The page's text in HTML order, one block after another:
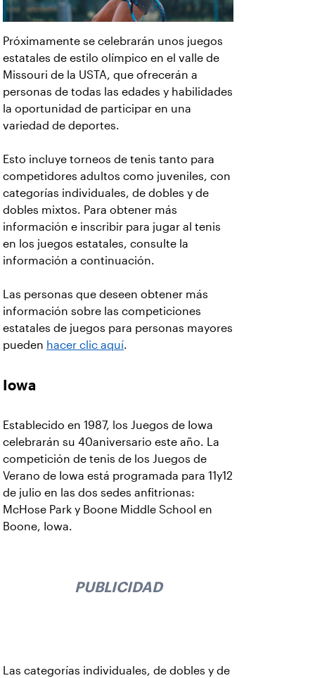
Próximamente se celebrarán unos juegos
estatales de estilo olímpico en el valle de
Missouri de la USTA, que ofrecerán a
personas de todas las edades y habilidades
la oportunidad de participar en una
variedad de deportes.
Esto incluye torneos de tenis tanto para
competidores adultos como juveniles, con
categorías individuales, de dobles y de
dobles mixtos. Para obtener más
información e inscribir para jugar al tenis
en los juegos estatales, consulte la
información a continuación.
Las personas que deseen obtener más
información sobre las competiciones
estatales de juegos para personas mayores
pueden hacer clic aquí.
Iowa
Establecido en 1987, los Juegos de Iowa
celebrarán su 40aniversario este año. La
competición de tenis de los Juegos de
Verano de Iowa está programada para 11y12
de julio en las dos sedes anfitrionas:
McHose Park y Boone Middle School en
Boone, Iowa.
PUBLICIDAD
Las categorías individuales, de dobles y de